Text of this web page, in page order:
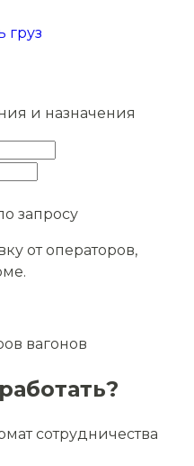
груз
и назначения
запросу
от операторов,
вагонов
сотрудничества